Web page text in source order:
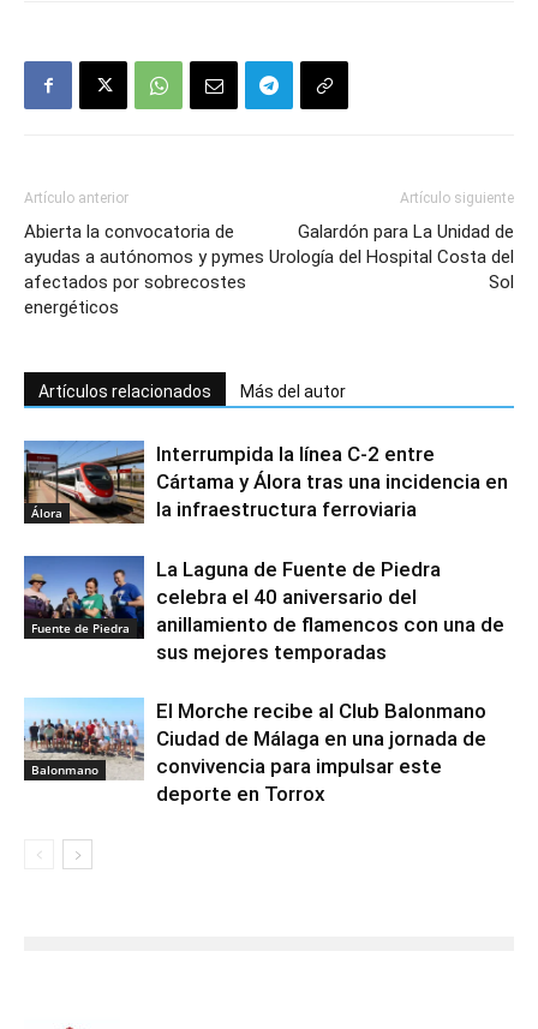
Artículo anterior
Abierta la convocatoria de
ayudas a autónomos y pymes
afectados por sobrecostes
energéticos
Artículo siguiente
Galardón para La Unidad de
Urología del Hospital Costa del
Sol
Artículos relacionados Más del autor
Álora
Interrumpida la línea C-2 entre
Cártama y Álora tras una incidencia en
la infraestructura ferroviaria
Fuente de Piedra
La Laguna de Fuente de Piedra
celebra el 40 aniversario del
anillamiento de flamencos con una de
sus mejores temporadas
Balonmano
El Morche recibe al Club Balonmano
Ciudad de Málaga en una jornada de
convivencia para impulsar este
deporte en Torrox